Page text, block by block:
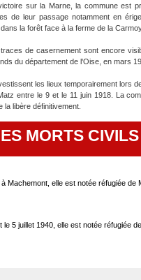
sur la Marne, la commune est
de leur passage notamment en
la forêt face à la ferme de la
de casernement sont encore
du département de l'Oise, en mars
les lieux temporairement lors
entre le 9 et le 11 juin 1918. La
la libère définitivement.
MORTS
Machemont, elle est notée réfugiée
le 5 juillet 1940, elle est notée réfugiée